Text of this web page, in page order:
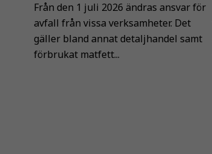
Från den 1 juli 2026 ändras ansvar för
avfall från vissa verksamheter. Det
gäller bland annat detaljhandel samt
förbrukat matfett...